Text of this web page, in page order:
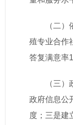
（二
殖专业合作
答复满意率
（三
政府信息公
度；三是建